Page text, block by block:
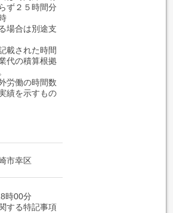
ず２５時間分
場合は別途支
載された時間
代の積算根拠
労働の時間数
績を示すもの
市幸区
時00分
する特記事項